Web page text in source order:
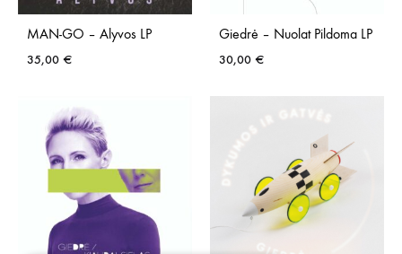
MAN-GO – Alyvos LP
35,00 €
Giedrė – Nuolat Pildoma LP
30,00 €